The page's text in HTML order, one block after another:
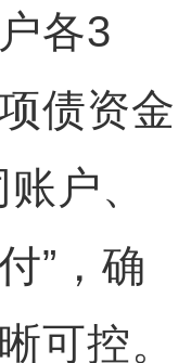
各3
债资金
户、
”，确
可控。